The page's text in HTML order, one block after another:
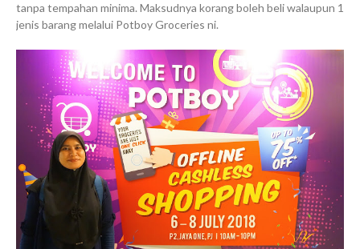
tanpa tempahan minima. Maksudnya korang boleh beli walaupun 1
jenis barang melalui Potboy Groceries ni.